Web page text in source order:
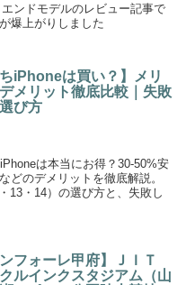
ンドモデルのレビュー記事で
爆上がりしました
ちiPhoneは買い？】メリ
メリット徹底比較｜失敗
び方
は本当にお得？30-50%安
どのデメリットを徹底解説。
13・14）の選び方と、失敗し
ンフォーレ甲府】ＪＩＴ
ルインクスタジアム（山